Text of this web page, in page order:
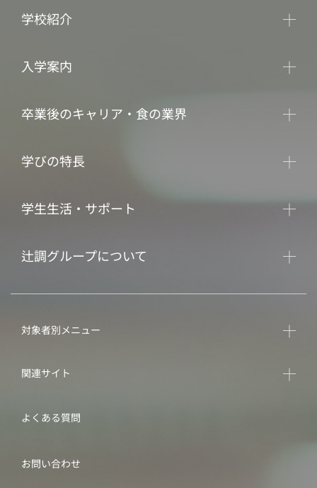
学校紹介
入学案内
卒業後のキャリア・食の業界
学びの特長
学生生活・サポート
辻調グループについて
対象者別メニュー
関連サイト
よくある質問
お問い合わせ